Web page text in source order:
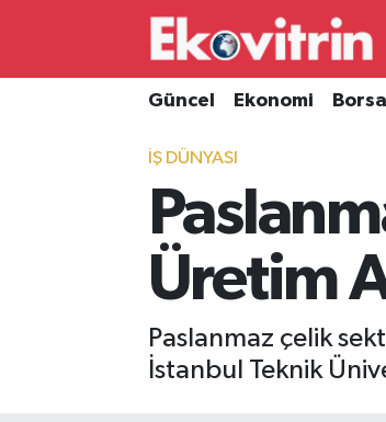
Güncel Ekonomi
İŞ DÜNYASI
Üretim
Paslanmaz çelik
İstanbul Teknik
Güncel
Borsa Haberleri
Hava Durumu
Süper Lig Puan Durumu ve Fikstür
Tüm Manşetler
Son Dakika Haberleri
Haber Arşivi